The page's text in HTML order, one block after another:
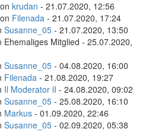
krudan - 21.07.2020, 12:56
Filenada - 21.07.2020, 17:24
Susanne_05 - 21.07.2020, 13:50
Ehemaliges Mitglied - 25.07.2020,
Susanne_05 - 04.08.2020, 16:00
Filenada - 21.08.2020, 19:27
Il Moderator lI - 24.08.2020, 09:02
Susanne_05 - 25.08.2020, 16:10
Markus - 01.09.2020, 22:46
Susanne_05 - 02.09.2020, 05:38